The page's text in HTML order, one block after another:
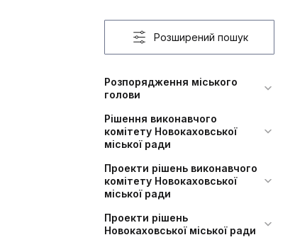
Розширений пошук
Розпорядження міського
голови
Рішення виконавчого
комітету Новокаховської
міської ради
Проекти рішень виконавчого
комітету Новокаховської
міської ради
Проекти рішень
Новокаховської міської ради